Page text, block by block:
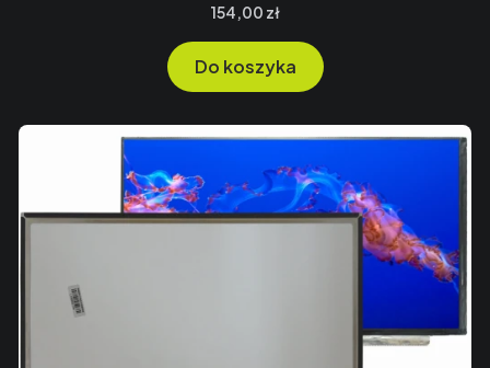
Cena
154,00 zł
Do koszyka